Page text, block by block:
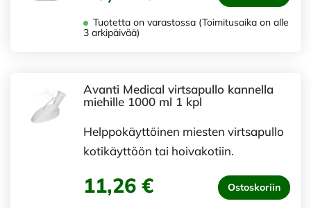
Tuotetta on varastossa (Toimitusaika on alle
3 arkipäivää)
Avanti Medical virtsapullo kannella
miehille 1000 ml 1 kpl
Helppokäyttöinen miesten virtsapullo
kotikäyttöön tai hoivakotiin.
11,26 € Ostoskoriin